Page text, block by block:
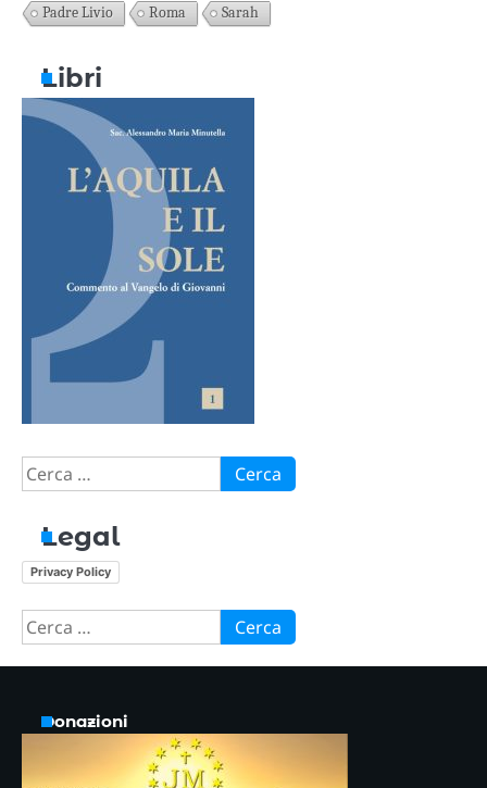
Padre Livio
Roma Sarah
Libri
Ricerca
per:
Legal
Privacy Policy
Ricerca
per:
Donazioni